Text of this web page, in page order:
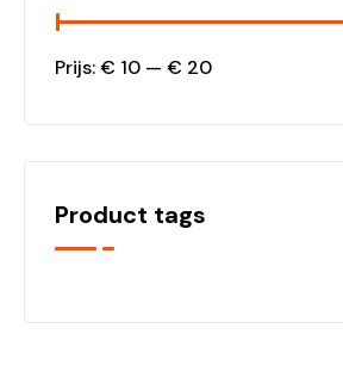
Prijs:€ 10 — € 20
Product tags